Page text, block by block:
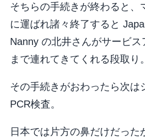
そちらの手続きが終わると、
に運ばれ諸々終了すると
Nanny の北井さんがサービス
まで連れてきてくれる段取り。
その手続きがおわったら次は
PCR検査。
日本では片方の鼻だけだった